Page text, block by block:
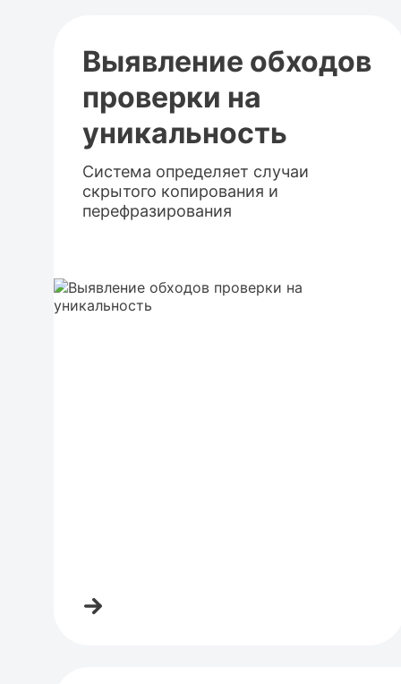
Выявление обходов
проверки на
уникальность
Система определяет случаи
скрытого копирования и
перефразирования